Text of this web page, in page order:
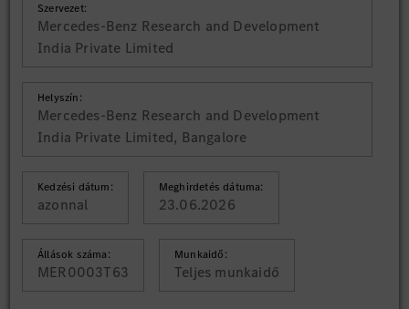
Szervezet:
Mercedes-Benz Research and Development
India Private Limited
Helyszín:
Mercedes-Benz Research and Development
India Private Limited, Bangalore
Kedzési dátum:
azonnal
Meghirdetés dátuma:
23.06.2026
Állások száma:
MER0003T63
Munkaidő:
Teljes munkaidő